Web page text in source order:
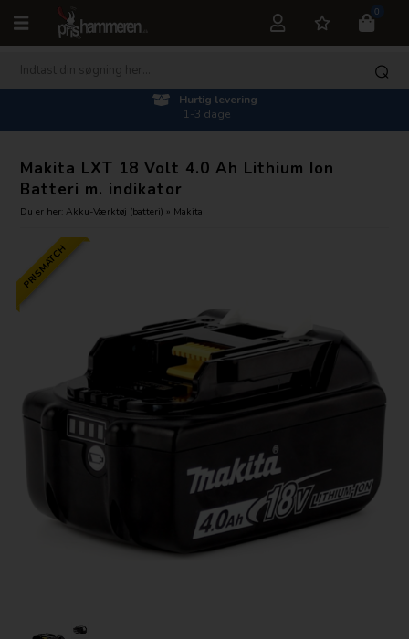
0
Hurtig levering
1-3 dage
Makita LXT 18 Volt 4.0 Ah Lithium Ion
Batteri m. indikator
Du er her:Akku-Værktøj (batteri) » Makita
PRISMATCH